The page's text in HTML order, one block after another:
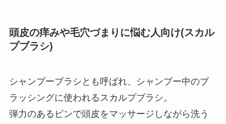
頭皮の痒みや毛穴づまりに悩む人向け(スカル
プブラシ)
シャンプーブラシとも呼ばれ、シャンプー中のブ
ラッシングに使われるスカルプブラシ。
弾力のあるピンで頭皮をマッサージしながら洗う